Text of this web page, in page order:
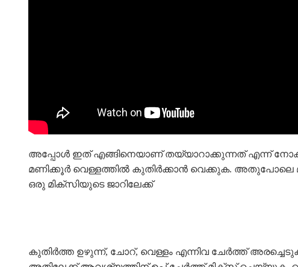
അപ്പോൾ ഇത് എങ്ങിനെയാണ് തയ്യാറാക്കുന്നത് എന്ന്
മണിക്കൂർ വെള്ളത്തിൽ കുതിർക്കാൻ വെക്കുക. അതുപോലെ
ഒരു മിക്സിയുടെ ജാറിലേക്ക്
കുതിർത്ത ഉഴുന്ന്, ചോറ്, വെള്ളം എന്നിവ ചേർത്ത്